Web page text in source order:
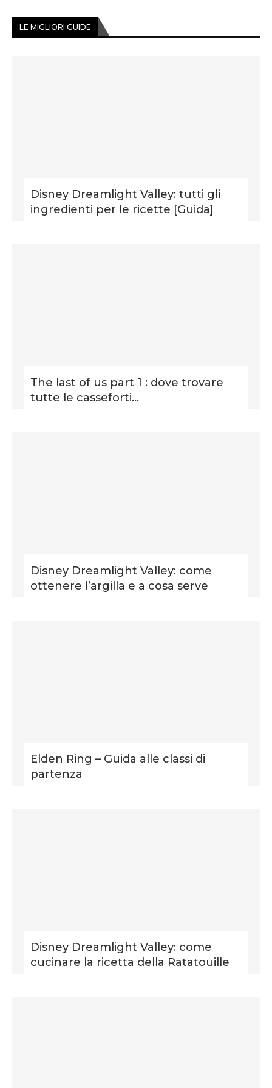
LE MIGLIORI GUIDE
Disney Dreamlight Valley: tutti gli
ingredienti per le ricette [Guida]
The last of us part 1 : dove trovare
tutte le casseforti...
Disney Dreamlight Valley: come
ottenere l’argilla e a cosa serve
Elden Ring – Guida alle classi di
partenza
Disney Dreamlight Valley: come
cucinare la ricetta della Ratatouille